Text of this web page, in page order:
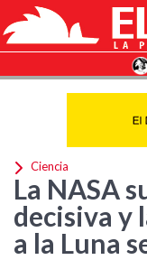
Ciencia
La NASA
decisiva y
a la Luna